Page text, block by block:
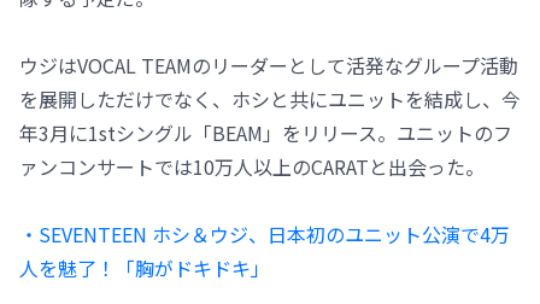
ウジはVOCAL TEAMのリーダーとして活発なグループ活動
を展開しただけでなく、ホシと共にユニットを結成し、今
年3月に1stシングル「BEAM」をリリース。ユニットのフ
ァンコンサートでは10万人以上のCARATと出会った。
・SEVENTEEN ホシ＆ウジ、日本初のユニット公演で4万
人を魅了！「胸がドキドキ」